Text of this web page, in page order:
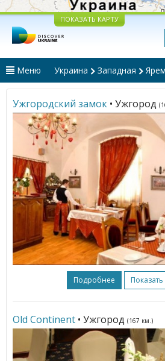
ПОКАЗАТЬ КАРТУ
Меню Украина Западная
Ужгородский замок • Ужгород
Подробнее
Old Continent • Ужгород (167 км.)